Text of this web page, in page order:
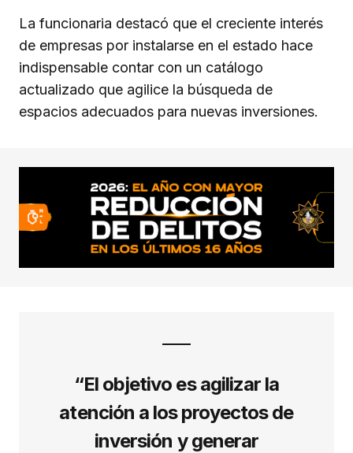
La funcionaria destacó que el creciente interés
de empresas por instalarse en el estado hace
indispensable contar con un catálogo
actualizado que agilice la búsqueda de
espacios adecuados para nuevas inversiones.
“El objetivo es agilizar la
atención a los proyectos de
inversión y generar